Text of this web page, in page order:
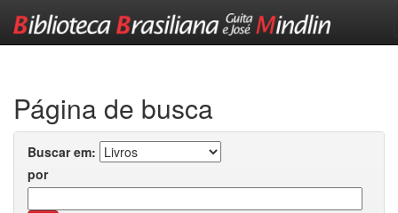
Página de busca
Buscar em:
por